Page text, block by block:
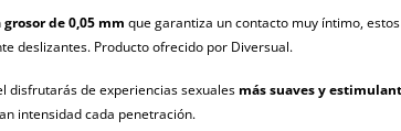
grosor de 0,05 mm que garantiza un contacto muy íntimo, estos
deslizantes. Producto ofrecido por Diversual.
disfrutarás de experiencias sexuales más suaves y
intensidad cada penetración.